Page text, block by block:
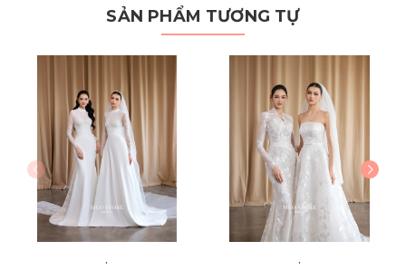
SẢN PHẨM TƯƠNG TỰ
.
.